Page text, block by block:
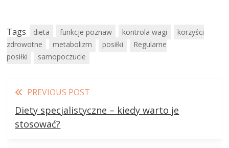
Tags dieta funkcje poznaw kontrola wagi
korzyści
zdrowotne
metabolizm posiłki
Regularne
posiłki
samopoczucie
Read
more
articles
PREVIOUS POST
Diety specjalistyczne – kiedy warto je
stosować?